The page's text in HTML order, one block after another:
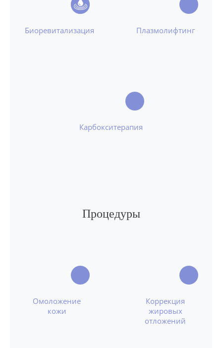
Биоревитализация Плазмолифтинг
Карбокситерапия
Процедуры
Омоложение
кожи
Коррекция
жировых
отложений